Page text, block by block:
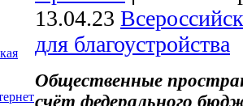
13.04.23
для благоустройства
Общественные
счёт федерального